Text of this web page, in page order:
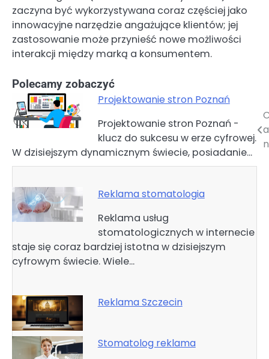
zaczyna być wykorzystywana coraz częściej jako
innowacyjne narzędzie angażujące klientów; jej
zastosowanie może przynieść nowe możliwości
interakcji między marką a konsumentem.
Polecamy zobaczyć
Projektowanie stron Poznań
Projektowanie stron Poznań -
klucz do sukcesu w erze cyfrowej.
W dzisiejszym dynamicznym świecie, posiadanie…
Reklama stomatologia
Reklama usług
stomatologicznych w internecie
staje się coraz bardziej istotna w dzisiejszym
cyfrowym świecie. Wiele…
Reklama Szczecin
Stomatolog reklama
Nawigacja